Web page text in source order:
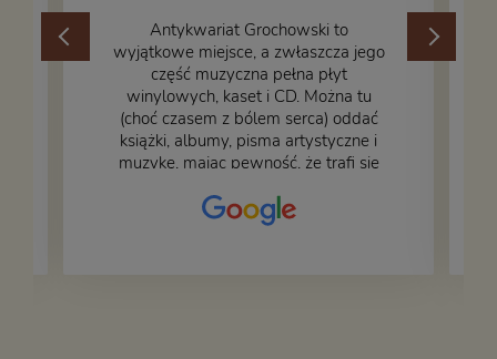
​Antykwariat Grochowski to
wyjątkowe miejsce, a zwłaszcza jego
część muzyczna pełna płyt
winylowych, kaset i CD. Można tu
(choć czasem z bólem serca) oddać
książki, albumy, pisma artystyczne i
muzykę, mając pewność, że trafi się
– nasze książki w trakcie
przepakowywania. Część oddaliśmy